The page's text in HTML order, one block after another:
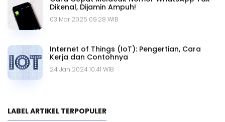
Dikenal, Dijamin Ampuh!
03 Mar 2025 09.28 WIB
Internet of Things (IoT): Pengertian, Cara
Kerja dan Contohnya
24 Jan 2024 10.41 WIB
LABEL ARTIKEL TERPOPULER